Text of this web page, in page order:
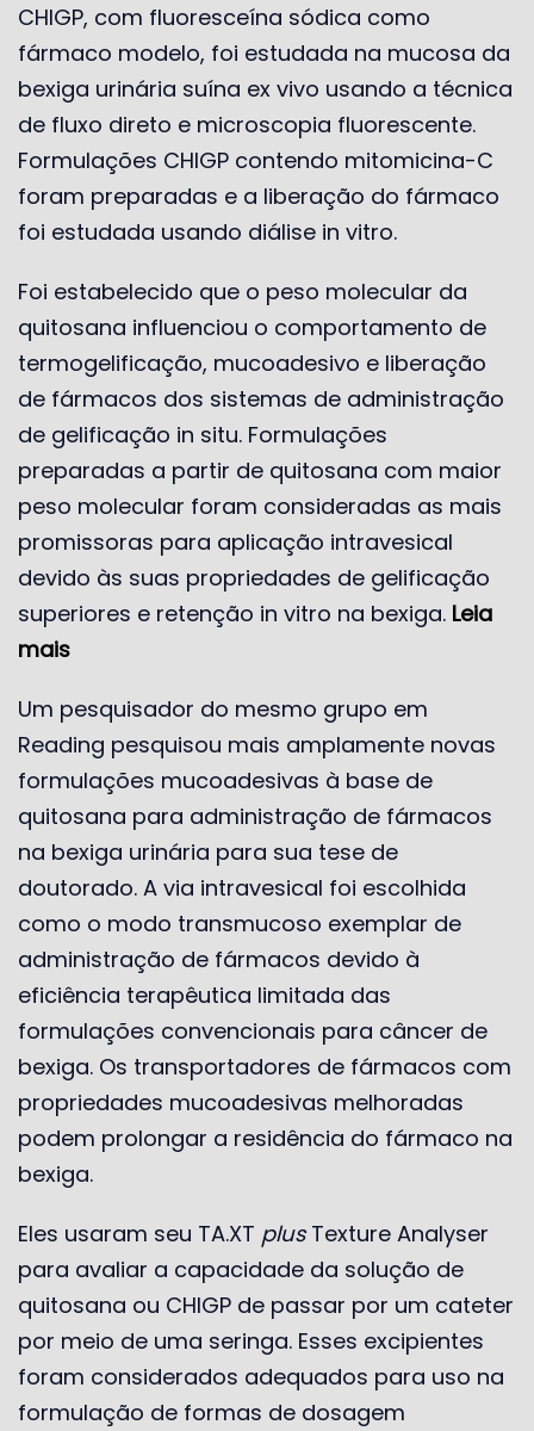
CHIGP, com fluoresceína sódica como
fármaco modelo, foi estudada na mucosa da
bexiga urinária suína ex vivo usando a técnica
de fluxo direto e microscopia fluorescente.
Formulações CHIGP contendo mitomicina-C
foram preparadas e a liberação do fármaco
foi estudada usando diálise in vitro.
Foi estabelecido que o peso molecular da
quitosana influenciou o comportamento de
termogelificação, mucoadesivo e liberação
de fármacos dos sistemas de administração
de gelificação in situ. Formulações
preparadas a partir de quitosana com maior
peso molecular foram consideradas as mais
promissoras para aplicação intravesical
devido às suas propriedades de gelificação
superiores e retenção in vitro na bexiga. Leia
mais
Um pesquisador do mesmo grupo em
Reading pesquisou mais amplamente novas
formulações mucoadesivas à base de
quitosana para administração de fármacos
na bexiga urinária para sua tese de
doutorado. A via intravesical foi escolhida
como o modo transmucoso exemplar de
administração de fármacos devido à
eficiência terapêutica limitada das
formulações convencionais para câncer de
bexiga. Os transportadores de fármacos com
propriedades mucoadesivas melhoradas
podem prolongar a residência do fármaco na
bexiga.
Eles usaram seu TA.XT plusTexture Analyser
para avaliar a capacidade da solução de
quitosana ou CHIGP de passar por um cateter
por meio de uma seringa. Esses excipientes
foram considerados adequados para uso na
formulação de formas de dosagem